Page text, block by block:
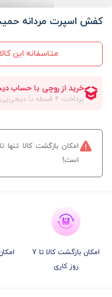
کفش اسپرت مردانه
متاسفانه این
است!
امکان بازگشت کالا تا 7
روز کاری